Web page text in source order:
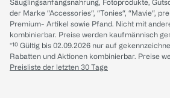
Säuglingsanfangsnahrung, Fotoprodukte,
der Marke “Accessories“, “Tonies“, “Mavie“,
Premium- Artikel sowie Pfand. Nicht mit
kombinierbar. Preise werden kaufmännisch
*¹⁰ Gültig bis 02.09.2026 nur auf
Rabatten und Aktionen kombinierbar. Preise
Preisliste der letzten 30 Tage